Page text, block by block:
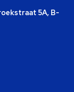
5A, B-